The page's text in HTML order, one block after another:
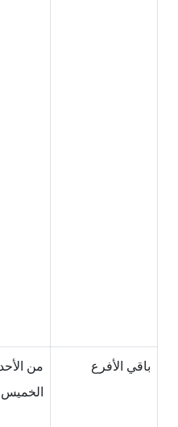
باقي الأفرع
من
الخميس